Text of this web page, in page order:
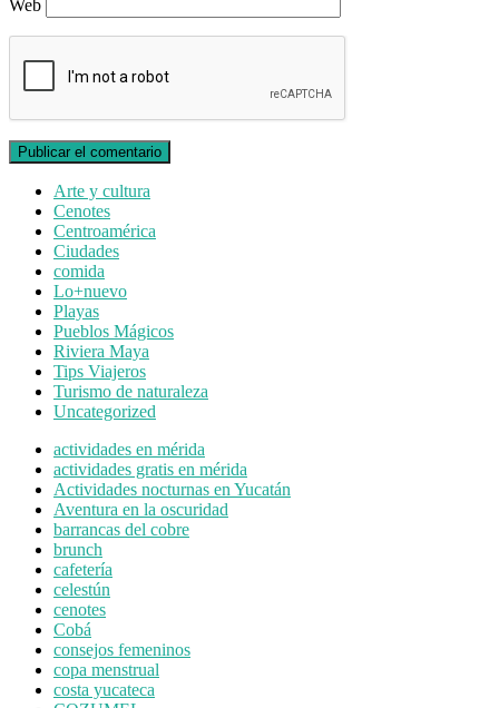
Web
Arte y cultura
Cenotes
Centroamérica
Ciudades
comida
Lo+nuevo
Playas
Pueblos Mágicos
Riviera Maya
Tips Viajeros
Turismo de naturaleza
Uncategorized
actividades en mérida
actividades gratis en mérida
Actividades nocturnas en Yucatán
Aventura en la oscuridad
barrancas del cobre
brunch
cafetería
celestún
cenotes
Cobá
consejos femeninos
copa menstrual
costa yucateca